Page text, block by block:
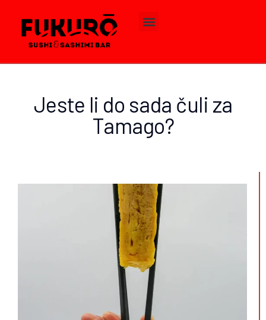
Jeste li do sada čuli za
Tamago?